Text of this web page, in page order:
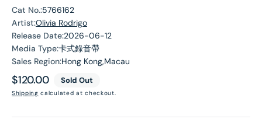
Cat No.:5766162
Artist:Olivia Rodrigo
Release Date:2026-06-12
Media Type:卡式錄音帶
Sales Region:Hong Kong,Macau
Regular
price
$120.00 Sold Out
Shipping calculated at checkout.